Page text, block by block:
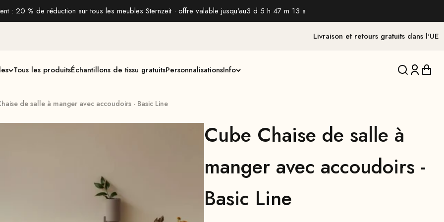
: 20 % de réduction sur tous les meubles Sternzeit · offre valable jusqu'au3 d 5 h 47 m 12 s
Livraison et retours gratuits dans l'UE
Tous les produitsÉchantillons de tissu gratuitsPersonnalisationsInfo Traduction
de salle à manger avec accoudoirs - Basic Line
Cube Chaise de salle à
manger avec accoudoirs -
Basic Line